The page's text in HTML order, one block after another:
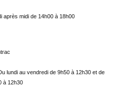
après midi de 14h00 à 18h00
lundi au vendredi de 9h50 à 12h30 et de
à 12h30